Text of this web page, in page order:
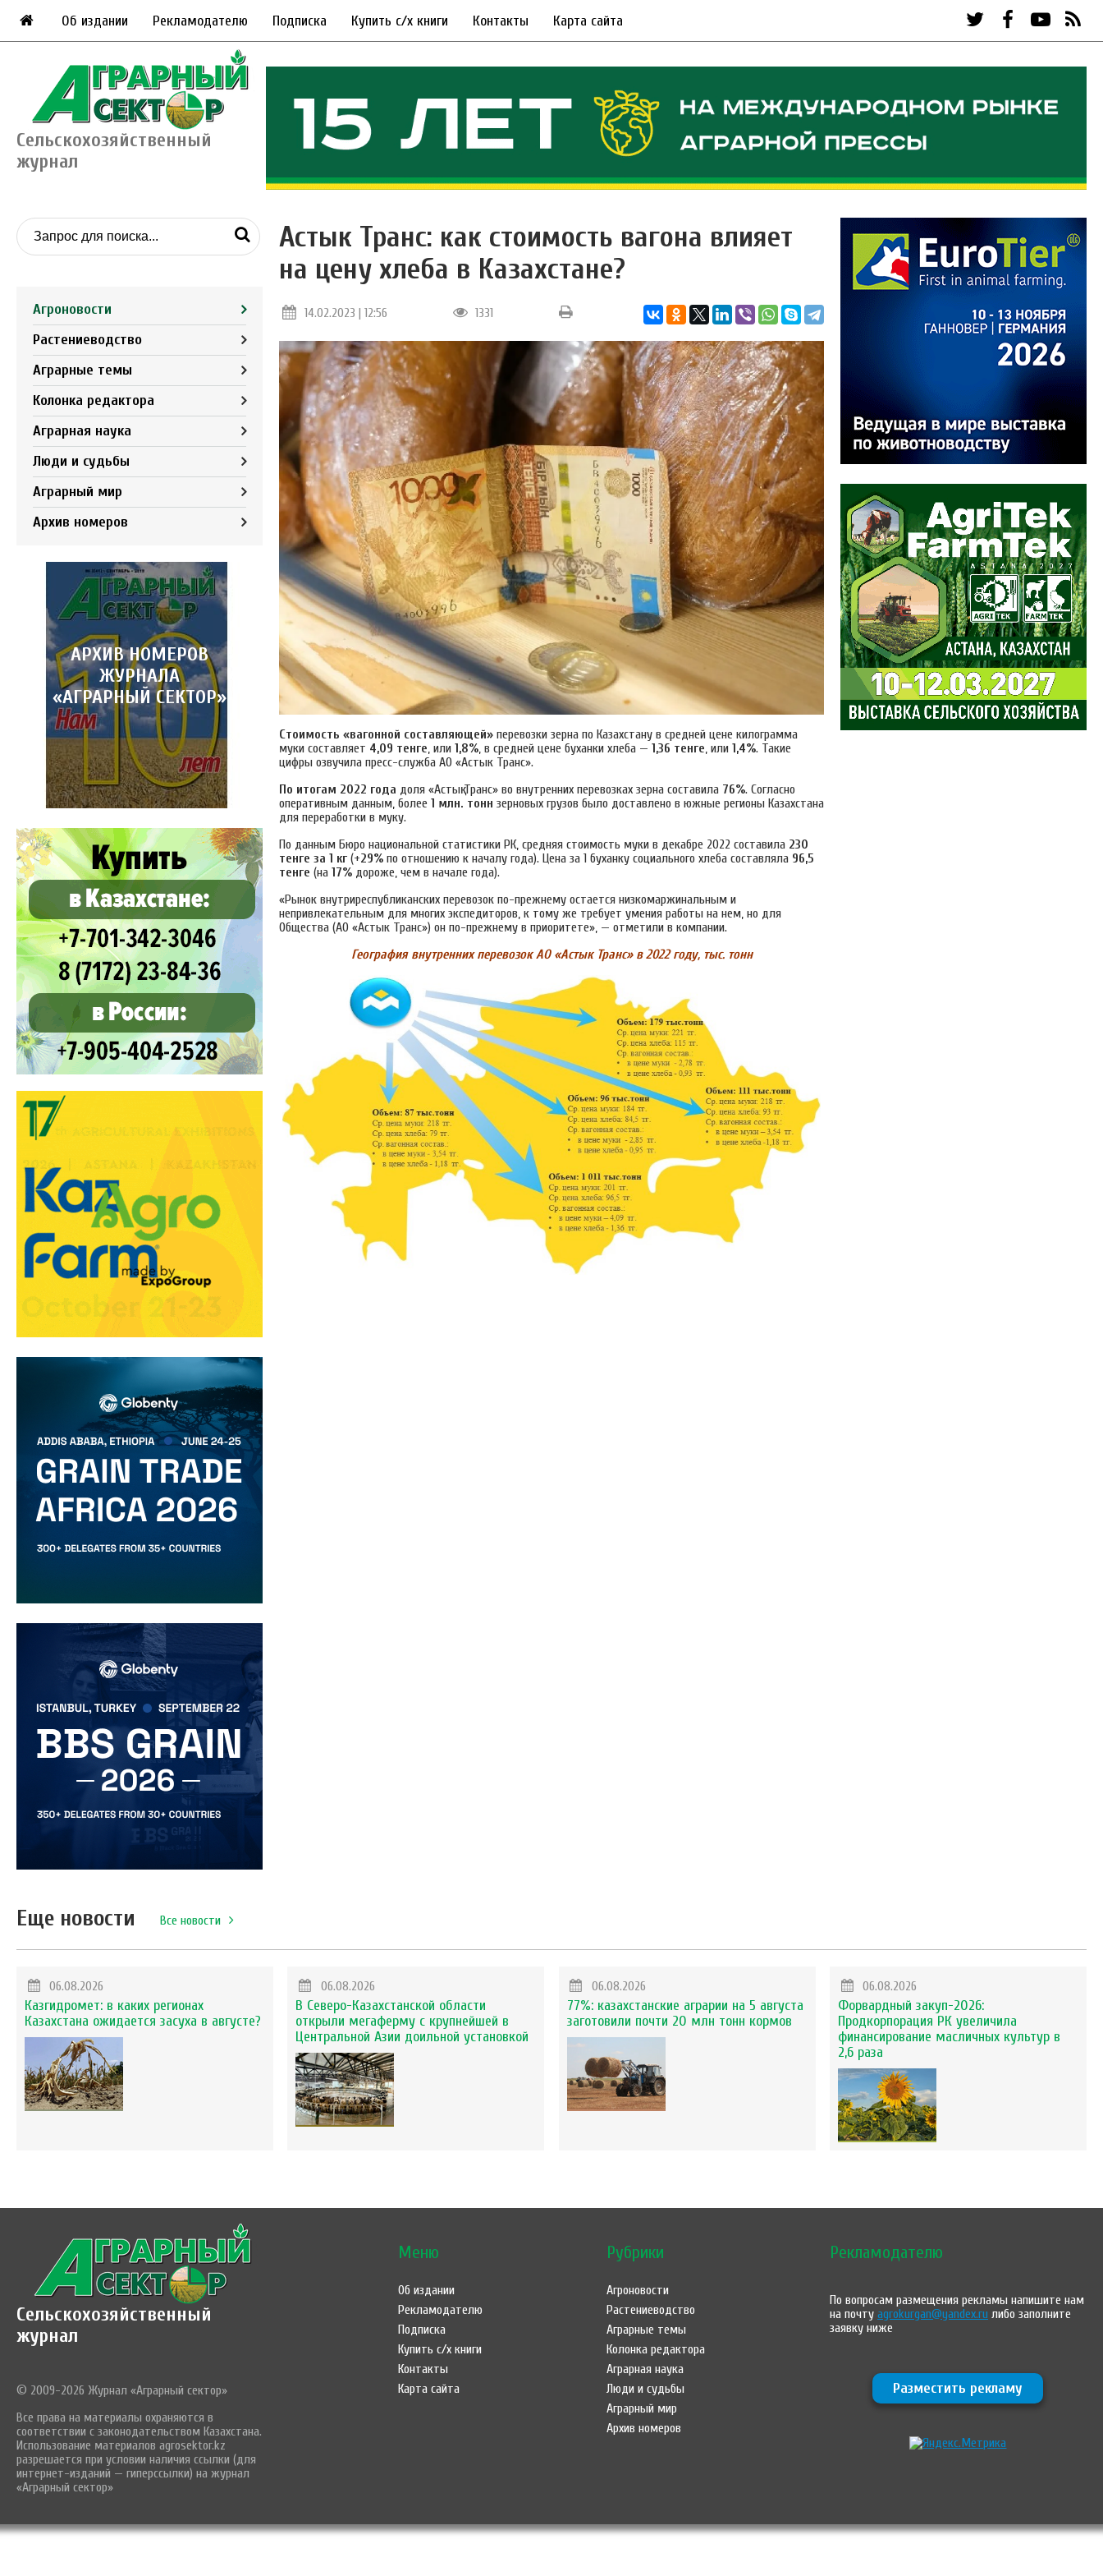
Об издании Рекламодателю Подписка Купить с/х книги Контакты Карта сайта
Сельскохозяйственный
журнал
Агроновости
Растениеводство
Аграрные темы
Колонка редактора
Аграрная наука
Люди и судьбы
Аграрный мир
Архив номеров
АРХИВ НОМЕРОВ
ЖУРНАЛА
«АГРАРНЫЙ СЕКТОР»
Астык Транс: как стоимость вагона влияет
на цену хлеба в Казахстане?
14.02.2023 | 12:56 1331
Стоимость «вагонной составляющей» перевозки зерна по Казахстану в средней цене килограмма
муки составляет 4,09 тенге, или 1,8%, в средней цене буханки хлеба — 1,36 тенге, или 1,4%. Такие
цифры озвучила пресс-служба АО «Астык Транс».
По итогам 2022 года доля «Астық Транс» во внутренних перевозках зерна составила 76%. Согласно
оперативным данным, более 1 млн. тонн зерновых грузов было доставлено в южные регионы Казахстана
для переработки в муку.
По данным Бюро национальной статистики РК, средняя стоимость муки в декабре 2022 составила 230
тенге за 1 кг (+29% по отношению к началу года). Цена за 1 буханку социального хлеба составляла 96,5
тенге (на 17% дороже, чем в начале года).
«Рынок внутриреспубликанских перевозок по-прежнему остается низкомаржинальным и
непривлекательным для многих экспедиторов, к тому же требует умения работы на нем, но для
Общества (АО «Астык Транс») он по-прежнему в приоритете», — отметили в компании.
География внутренних перевозок АО «Астык Транс» в 2022 году, тыс. тонн
Еще новости Все новости
06.08.2026
Казгидромет: в каких регионах
Казахстана ожидается засуха в августе?
06.08.2026
В Северо-Казахстанской области
открыли мегаферму с крупнейшей в
Центральной Азии доильной установкой
06.08.2026
77%: казахстанские аграрии на 5 августа
заготовили почти 20 млн тонн кормов
06.08.2026
Форвардный закуп-2026:
Продкорпорация РК увеличила
финансирование масличных культур в
2,6 раза
Сельскохозяйственный
журнал
© 2009-2026 Журнал «Аграрный сектор»
Все права на материалы охраняются в
соответствии с законодательством Казахстана.
Использование материалов agrosektor.kz
разрешается при условии наличия ссылки (для
интернет-изданий — гиперссылки) на журнал
«Аграрный сектор»
Меню
Об издании
Рекламодателю
Подписка
Купить с/х книги
Контакты
Карта сайта
Рубрики
Агроновости
Растениеводство
Аграрные темы
Колонка редактора
Аграрная наука
Люди и судьбы
Аграрный мир
Архив номеров
Рекламодателю
По вопросам размещения рекламы напишите нам
на почтуagrokurgan@yandex.ru либо заполните
заявку ниже
Разместить рекламу